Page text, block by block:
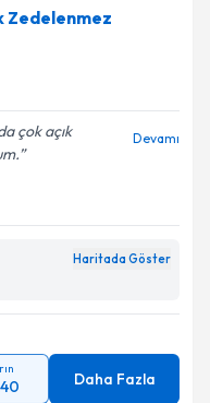
Zedelenmez
çok açık
Devamı
Haritada Göster
Daha Fazla